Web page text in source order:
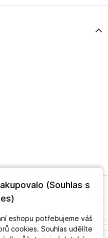
(Souhlas s
eshopu potřebujeme váš
cookies. Souhlas udělíte